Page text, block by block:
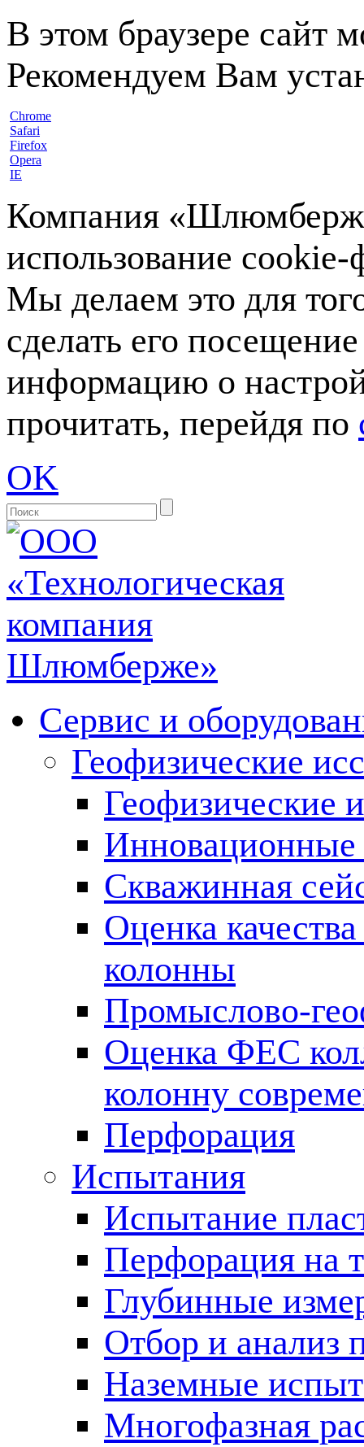
В этом браузере сайт
Рекомендуем Вам
Chrome
Safari
Firefox
Opera
IE
Компания
использование
Мы делаем это для
сделать его
информацию о
прочитать, перейдя по
OK
Сервис и
Геофизические
Геофизические
Инновационные
Скважинная
Оценка
колонны
Промыслово-
Оценка ФЕС
колонну
Перфорация
Испытания
Испытание
Перфорация на
Глубинные
Отбор и анализ
Наземные
Многофазная